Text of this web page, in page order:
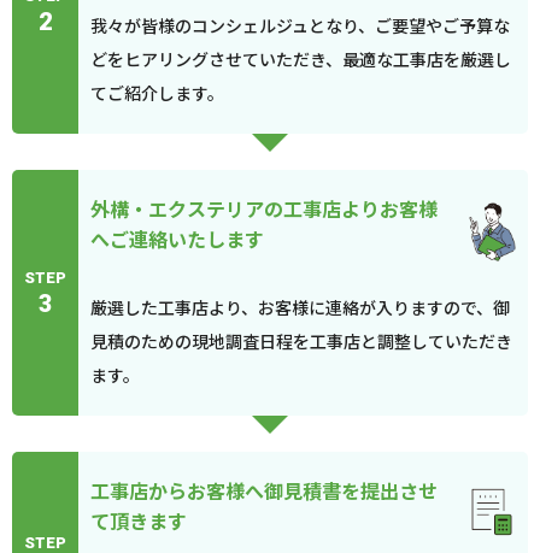
2
我々が皆様のコンシェルジュとなり、ご要望やご予算な
どをヒアリングさせていただき、最適な工事店を厳選し
てご紹介します。
STEP
3
外構・エクステリアの工事店よりお客様
へご連絡いたします
厳選した工事店より、お客様に連絡が入りますので、御
見積のための現地調査日程を工事店と調整していただき
ます。
STEP
工事店からお客様へ御見積書を提出させ
て頂きます